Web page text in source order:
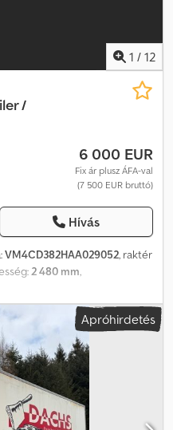
1 / 12
/
6 000 EUR
Fix ár plusz ÁFA-val
(7 500 EUR bruttó)
Hívás
VM4CD382HAA029052, raktér
2 480 mm
év:
- Légrugózás az első
További információk = Súlyok
össztömeg: 9 000
állapot: átlagos Külső
Első gumik állapota: 90%
385/55 R 22.5 Hátsó
További
a Lastas Sales-szel.
Apróhirdetés